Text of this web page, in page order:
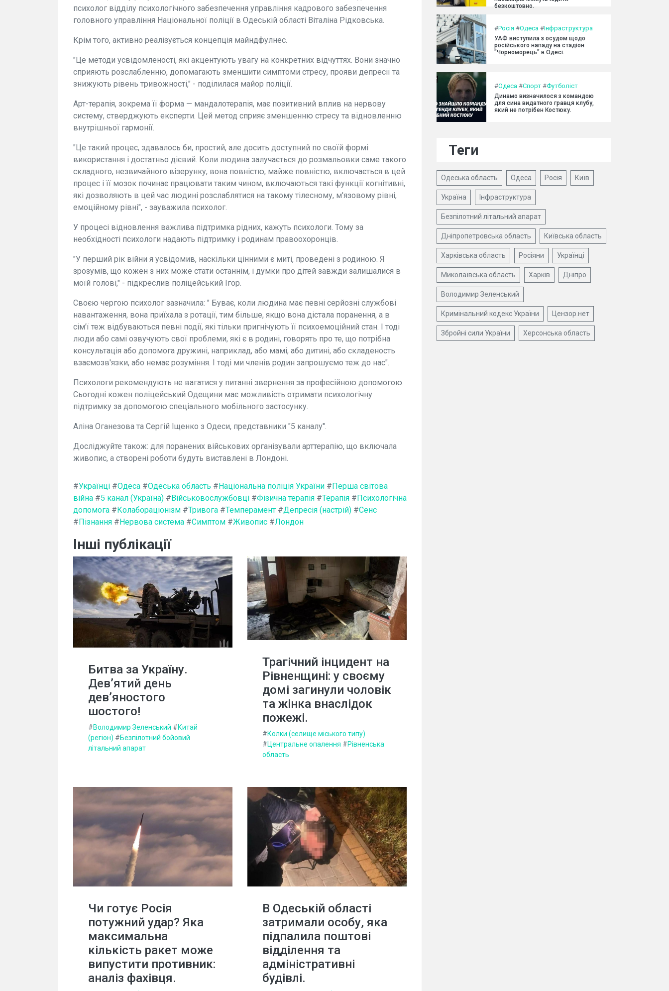
психолог відділу психологічного забезпечення управління кадрового забезпечення
головного управління Національної поліції в Одеській області Віталіна Рідковська.
Крім того, активно реалізується концепція майндфулнес.
"Це методи усвідомленості, які акцентують увагу на конкретних відчуттях. Вони значно
сприяють розслабленню, допомагають зменшити симптоми стресу, прояви депресії та
знижують рівень тривожності," - поділилася майор поліції.
Арт-терапія, зокрема її форма — мандалотерапія, має позитивний вплив на нервову
систему, стверджують експерти. Цей метод сприяє зменшенню стресу та відновленню
внутрішньої гармонії.
"Це такий процес, здавалось би, простий, але досить доступний по своїй формі
використання і достатньо дієвий. Коли людина залучається до розмальовки саме такого
складного, незвичайного візерунку, вона повністю, майже повністю, включається в цей
процес і її мозок починає працювати таким чином, включаються такі функції когнітивні,
які дозволяють в цей час людині розслаблятися на такому тілесному, м'язовому рівні,
емоційному рівні", - зауважила психолог.
У процесі відновлення важлива підтримка рідних, кажуть психологи. Тому за
необхідності психологи надають підтримку і родинам правоохоронців.
"У перший рік війни я усвідомив, наскільки цінними є миті, проведені з родиною. Я
зрозумів, що кожен з них може стати останнім, і думки про дітей завжди залишалися в
моїй голові," - підкреслив поліцейський Ігор.
Своєю чергою психолог зазначила: " Буває, коли людина має певні серйозні службові
навантаження, вона приїхала з ротації, тим більше, якщо вона дістала поранення, а в
сім'ї теж відбуваються певні події, які тільки пригнічують її психоемоційний стан. І тоді
люди або самі озвучують свої проблеми, які є в родині, говорять про те, що потрібна
консультація або допомога дружині, наприклад, або мамі, або дитині, або складеность
взаємозв'язки, або немає розуміння. І тоді ми членів родин запрошуємо теж до нас".
Психологи рекомендують не вагатися у питанні звернення за професійною допомогою.
Сьогодні кожен поліцейський Одещини має можливість отримати психологічну
підтримку за допомогою спеціального мобільного застосунку.
Аліна Оганезова та Сергій Іщенко з Одеси, представники "5 каналу".
Досліджуйте також: для поранених військових організували арттерапію, що включала
живопис, а створені роботи будуть виставлені в Лондоні.
#Українці #Одеса #Одеська область #Національна поліція України #Перша світова
війна #5 канал (Україна) #Військовослужбовці #Фізична терапія #Терапія #Психологічна
допомога #Колабораціонізм #Тривога #Темперамент #Депресія (настрій) #Сенс
#Пізнання #Нервова система #Симптом #Живопис #Лондон
Інші публікації
Битва за Україну.
Дев’ятий день
дев’яностого
шостого!
#Володимир Зеленський #Китай
(регіон) #Безпілотний бойовий
літальний апарат
Трагічний інцидент на
Рівненщині: у своєму
домі загинули чоловік
та жінка внаслідок
пожежі.
#Колки (селище міського типу)
#Центральне опалення #Рівненська
область
Чи готує Росія
потужний удар? Яка
максимальна
кількість ракет може
випустити противник:
аналіз фахівця.
В Одеській області
затримали особу, яка
підпалила поштові
відділення та
адміністративні
будівлі.
безкоштовно.
#Росія #Одеса #Інфраструктура
УАФ виступила з осудом щодо
російського нападу на стадіон
"Чорноморець" в Одесі.
#Одеса #Спорт #Футболіст
Динамо визначилося з командою
для сина видатного гравця клубу,
який не потрібен Костюку.
Теги
Одеська область Одеса Росія Київ
Україна Інфраструктура
Безпілотний літальний апарат
Дніпропетровська область Київська область
Харківська область Росіяни Українці
Миколаївська область Харків Дніпро
Володимир Зеленський
Кримінальний кодекс України Цензор.нет
Збройні сили України Херсонська область